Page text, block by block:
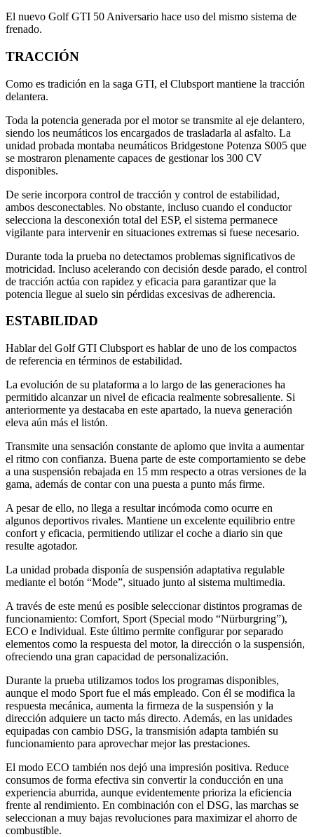
El nuevo Golf GTI 50 Aniversario hace uso del mismo sistema de
frenado.
TRACCIÓN
Como es tradición en la saga GTI, el Clubsport mantiene la tracción
delantera.
Toda la potencia generada por el motor se transmite al eje delantero,
siendo los neumáticos los encargados de trasladarla al asfalto. La
unidad probada montaba neumáticos Bridgestone Potenza S005 que
se mostraron plenamente capaces de gestionar los 300 CV
disponibles.
De serie incorpora control de tracción y control de estabilidad,
ambos desconectables. No obstante, incluso cuando el conductor
selecciona la desconexión total del ESP, el sistema permanece
vigilante para intervenir en situaciones extremas si fuese necesario.
Durante toda la prueba no detectamos problemas significativos de
motricidad. Incluso acelerando con decisión desde parado, el control
de tracción actúa con rapidez y eficacia para garantizar que la
potencia llegue al suelo sin pérdidas excesivas de adherencia.
ESTABILIDAD
Hablar del Golf GTI Clubsport es hablar de uno de los compactos
de referencia en términos de estabilidad.
La evolución de su plataforma a lo largo de las generaciones ha
permitido alcanzar un nivel de eficacia realmente sobresaliente. Si
anteriormente ya destacaba en este apartado, la nueva generación
eleva aún más el listón.
Transmite una sensación constante de aplomo que invita a aumentar
el ritmo con confianza. Buena parte de este comportamiento se debe
a una suspensión rebajada en 15 mm respecto a otras versiones de la
gama, además de contar con una puesta a punto más firme.
A pesar de ello, no llega a resultar incómoda como ocurre en
algunos deportivos rivales. Mantiene un excelente equilibrio entre
confort y eficacia, permitiendo utilizar el coche a diario sin que
resulte agotador.
La unidad probada disponía de suspensión adaptativa regulable
mediante el botón “Mode”, situado junto al sistema multimedia.
A través de este menú es posible seleccionar distintos programas de
funcionamiento: Comfort, Sport (Special modo “Nürburgring”),
ECO e Individual. Este último permite configurar por separado
elementos como la respuesta del motor, la dirección o la suspensión,
ofreciendo una gran capacidad de personalización.
Durante la prueba utilizamos todos los programas disponibles,
aunque el modo Sport fue el más empleado. Con él se modifica la
respuesta mecánica, aumenta la firmeza de la suspensión y la
dirección adquiere un tacto más directo. Además, en las unidades
equipadas con cambio DSG, la transmisión adapta también su
funcionamiento para aprovechar mejor las prestaciones.
El modo ECO también nos dejó una impresión positiva. Reduce
consumos de forma efectiva sin convertir la conducción en una
experiencia aburrida, aunque evidentemente prioriza la eficiencia
frente al rendimiento. En combinación con el DSG, las marchas se
seleccionan a muy bajas revoluciones para maximizar el ahorro de
combustible.